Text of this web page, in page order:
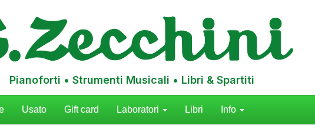
Pianoforti • Strumenti Musicali • Libri & Spartiti
Usato Gift card Laboratori Libri Info